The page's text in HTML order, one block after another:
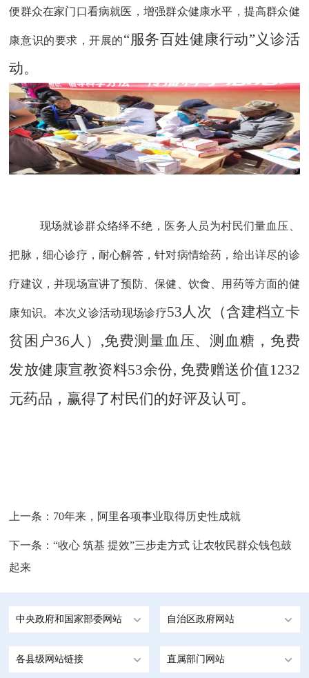
便群众在家门口看病就医，增强群众健康水平，提高群众健
康意识的要求，开展的“服务百姓健康行动”义诊活
动。
现场就诊群众络绎不绝，医务人员为村民们量血压、
把脉，细心诊疗，耐心解答，针对病情给药，给出详尽的诊
疗建议，并现场宣讲了预防、保健、饮食、用药等方面的健
康知识。本次义诊活动现场诊疗53人次（含建档立卡
贫困户36人）,免费测量血压、测血糖，免费
发放健康宣教资料53余份, 免费赠送价值1232
元药品，赢得了村民们的好评及认可。
上一条： 70年来，阿里各项事业取得历史性成就
下一条：“收心 筑基 提效”三步走方式 让农牧民群众钱包鼓
起来
中央政府和国家部委网站 自治区政府网站
各县级网站链接 直属部门网站